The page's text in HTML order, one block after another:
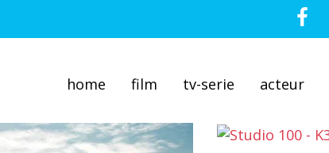
home film tv-serie acteur